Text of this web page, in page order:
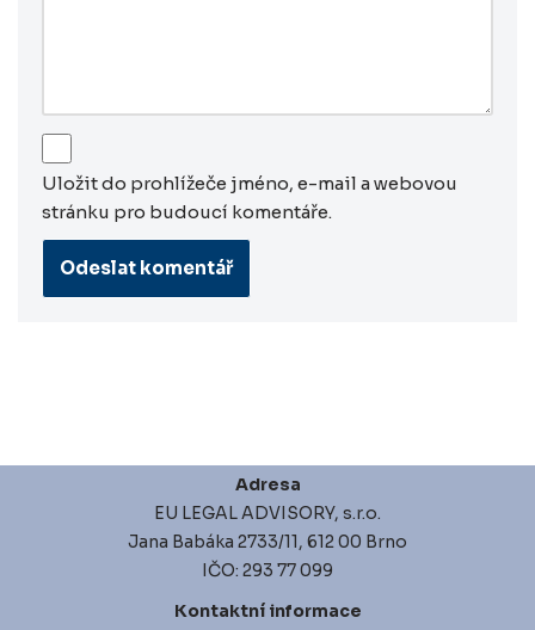
Uložit do prohlížeče jméno, e-mail a webovou
stránku pro budoucí komentáře.
Adresa
EU LEGAL ADVISORY, s.r.o.
Jana Babáka 2733/11, 612 00 Brno
IČO: 293 77 099
Kontaktní informace